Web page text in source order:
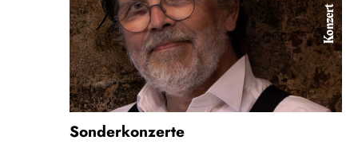
Konzert
Sonderkonzerte